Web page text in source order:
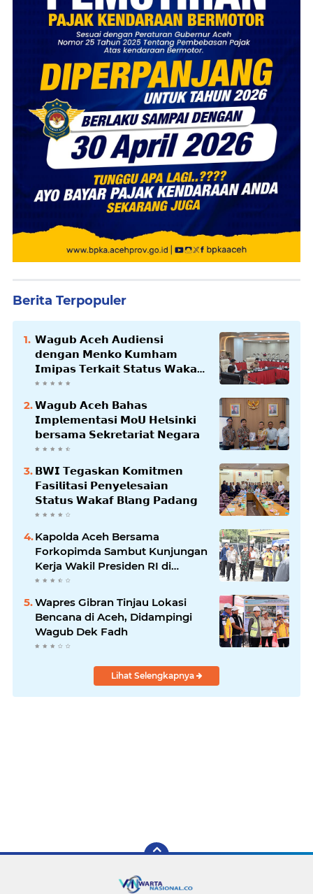
Berita Terpopuler
𝗪𝗮𝗴𝘂𝗯 𝗔𝗰𝗲𝗵 𝗔𝘂𝗱𝗶𝗲𝗻𝘀𝗶
𝗱𝗲𝗻𝗴𝗮𝗻 𝗠𝗲𝗻𝗸𝗼 𝗞𝘂𝗺𝗵𝗮𝗺
𝗜𝗺𝗶𝗽𝗮𝘀 𝗧𝗲𝗿𝗸𝗮𝗶𝘁 𝗦𝘁𝗮𝘁𝘂𝘀 𝗪𝗮𝗸𝗮𝗳
𝗕𝗹𝗮𝗻𝗴𝗽𝗮𝗱𝗮𝗻𝗴
𝗪𝗮𝗴𝘂𝗯 𝗔𝗰𝗲𝗵 𝗕𝗮𝗵𝗮𝘀
𝗜𝗺𝗽𝗹𝗲𝗺𝗲𝗻𝘁𝗮𝘀𝗶 𝗠𝗼𝗨 𝗛𝗲𝗹𝘀𝗶𝗻𝗸𝗶
𝗯𝗲𝗿𝘀𝗮𝗺𝗮 𝗦𝗲𝗸𝗿𝗲𝘁𝗮𝗿𝗶𝗮𝘁 𝗡𝗲𝗴𝗮𝗿𝗮
𝗕𝗪𝗜 𝗧𝗲𝗴𝗮𝘀𝗸𝗮𝗻 𝗞𝗼𝗺𝗶𝘁𝗺𝗲𝗻
𝗙𝗮𝘀𝗶𝗹𝗶𝘁𝗮𝘀𝗶 𝗣𝗲𝗻𝘆𝗲𝗹𝗲𝘀𝗮𝗶𝗮𝗻
𝗦𝘁𝗮𝘁𝘂𝘀 𝗪𝗮𝗸𝗮𝗳 𝗕𝗹𝗮𝗻𝗴 𝗣𝗮𝗱𝗮𝗻𝗴
Kapolda Aceh Bersama
Forkopimda Sambut Kunjungan
Kerja Wakil Presiden RI di
Kabupaten Bireuen
Wapres Gibran Tinjau Lokasi
Bencana di Aceh, Didampingi
Wagub Dek Fadh
Lihat Selengkapnya